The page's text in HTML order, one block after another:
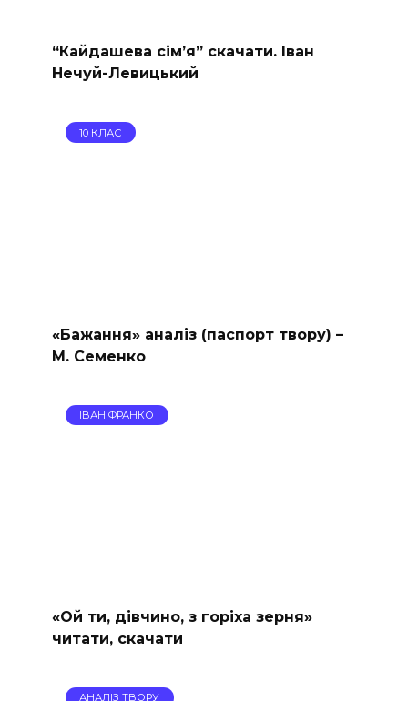
“Кайдашева сiм’я” скачати. Іван
Нечуй-Левицький
10 КЛАС
«Бажання» аналіз (паспорт твору) –
М. Семенко
ІВАН ФРАНКО
«Ой ти, дівчино, з горіха зерня»
читати, скачати
АНАЛІЗ ТВОРУ